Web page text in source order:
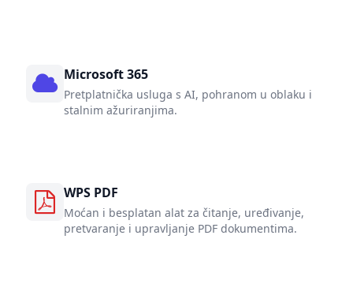
Microsoft 365
Pretplatnička usluga s AI, pohranom u oblaku i
stalnim ažuriranjima.
WPS PDF
Moćan i besplatan alat za čitanje, uređivanje,
pretvaranje i upravljanje PDF dokumentima.